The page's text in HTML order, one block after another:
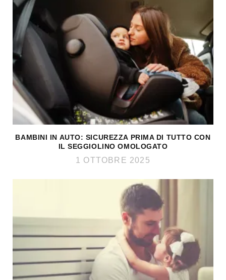
BAMBINI IN AUTO: SICUREZZA PRIMA DI TUTTO CON
IL SEGGIOLINO OMOLOGATO
1 OTTOBRE 2025